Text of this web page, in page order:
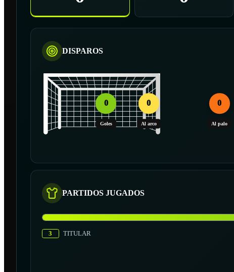
DISPAROS
0
Goles
0
Al arco
0
Al palo
PARTIDOS JUGADOS
3 TITULAR